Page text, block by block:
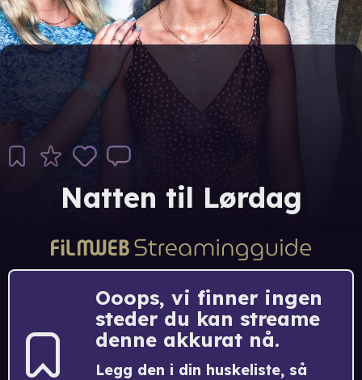
Natten til Lørdag
Ooops, vi finner ingen
steder du kan streame
denne akkurat nå.
Legg den i din huskeliste, så